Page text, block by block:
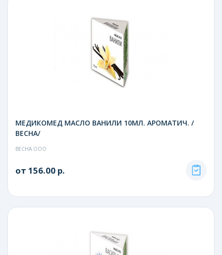
МЕДИКОМЕД МАСЛО ВАНИЛИ 10МЛ. АРОМАТИЧ. /
ВЕСНА/
ВЕСНА ООО
от 156.00 р.